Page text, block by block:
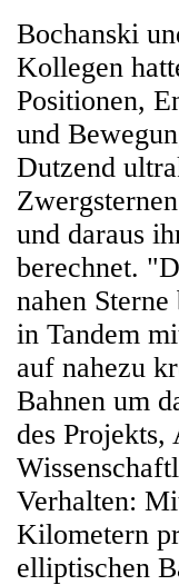
Bochanski
Kollegen
Positionen,
und
Dutzend
und daraus
berechnet.
nahen
in Tandem
auf nahezu
Bahnen um
des Projekts,
Verhalten:
Kilometern
elliptischen